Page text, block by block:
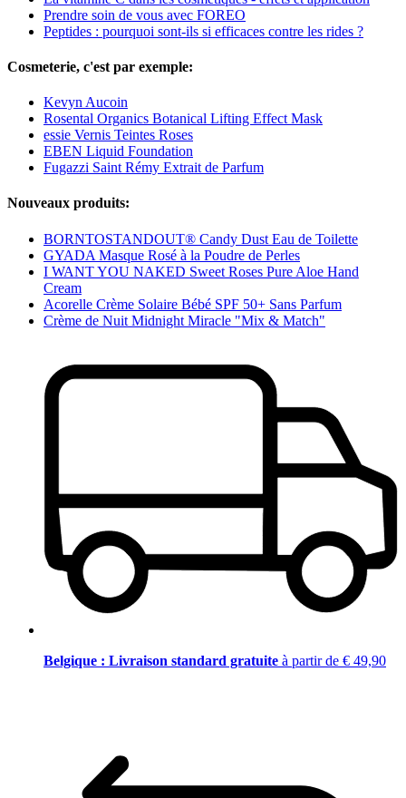
Prendre soin de vous avec FOREO
Peptides : pourquoi sont-ils si efficaces contre les rides ?
Cosmeterie, c'est par exemple:
Kevyn Aucoin
Rosental Organics Botanical Lifting Effect Mask
essie Vernis Teintes Roses
EBEN Liquid Foundation
Fugazzi Saint Rémy Extrait de Parfum
Nouveaux produits:
BORNTOSTANDOUT® Candy Dust Eau de Toilette
GYADA Masque Rosé à la Poudre de Perles
I WANT YOU NAKED Sweet Roses Pure Aloe Hand
Cream
Acorelle Crème Solaire Bébé SPF 50+ Sans Parfum
Crème de Nuit Midnight Miracle "Mix & Match"
Belgique : Livraison standard gratuite à partir de € 49,90